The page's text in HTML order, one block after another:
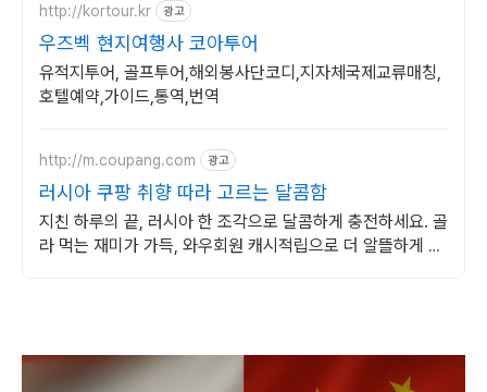
http://kortour.kr 광고
우즈벡 현지여행사 코아투어
유적지투어, 골프투어,해외봉사단코디,지자체국제교류매칭,
호텔예약,가이드,통역,번역
http://m.coupang.com 광고
러시아 쿠팡 취향 따라 고르는 달콤함
지친 하루의 끝, 러시아 한 조각으로 달콤하게 충전하세요. 골
라 먹는 재미가 가득, 와우회원 캐시적립으로 더 알뜰하게 구